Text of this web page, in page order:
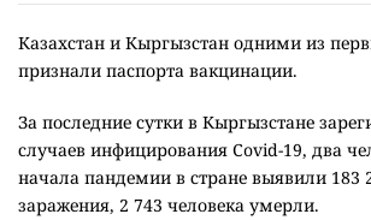
Казахстан и Кыргызстан одними из
признали паспорта вакцинации.
За последние сутки в Кыргызстане
случаев инфицирования Covid-19, два
начала пандемии в стране выявили 183
заражения, 2 743 человека умерли.